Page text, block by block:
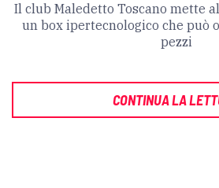
Il club Maledetto Toscano mette
un box ipertecnologico che può
pezzi
CONTINUA LA